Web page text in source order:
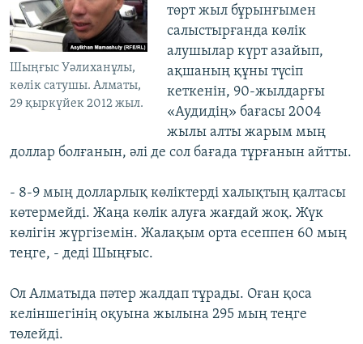
Шыңғыс Уәлиханұлы,
көлік сатушы. Алматы,
29 қыркүйек 2012 жыл.
төрт жыл бұрынғымен
салыстырғанда көлік
алушылар күрт азайып,
ақшаның құны түсіп
кеткенін, 90-жылдарғы
«Аудидің» бағасы 2004
жылы алты жарым мың
доллар болғанын, әлі де сол бағада тұрғанын айтты.
- 8-9 мың долларлық көліктерді халықтың қалтасы
көтермейді. Жаңа көлік алуға жағдай жоқ. Жүк
көлігін жүргіземін. Жалақым орта есеппен 60 мың
теңге, - деді Шыңғыс.
Ол Алматыда пәтер жалдап тұрады. Оған қоса
келіншегінің оқуына жылына 295 мың теңге
төлейді.